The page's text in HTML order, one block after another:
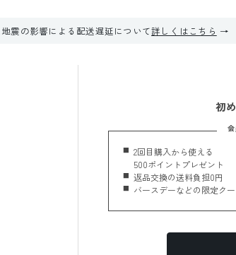
震の影響による配送遅延について詳しくはこちら
初
2回目購入から使える
500ポイントプレゼント
返品交換の送料負担0円
バースデーなどの限定ク